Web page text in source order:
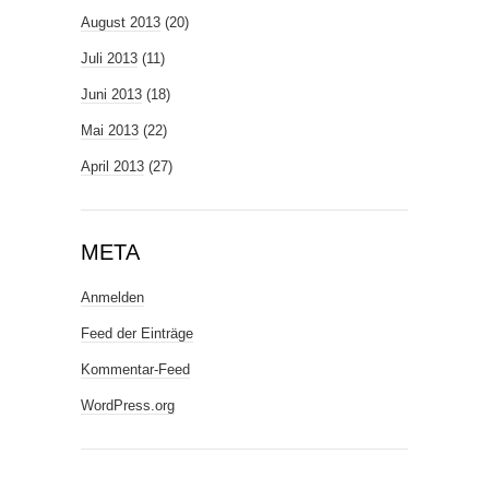
August 2013 (20)
Juli 2013 (11)
Juni 2013 (18)
Mai 2013 (22)
April 2013 (27)
META
Anmelden
Feed der Einträge
Kommentar-Feed
WordPress.org